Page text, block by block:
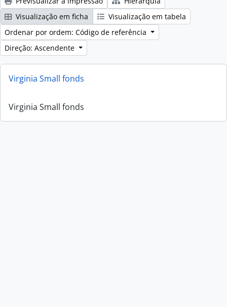
Visualização em ficha
Visualização em tabela
Ordenar por ordem: Código de referência
Direção: Ascendente
Virginia Small fonds
Virginia Small fonds